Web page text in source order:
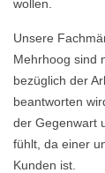
wollen.
Unsere
Mehrhoog sind
bezüglich der
beantworten
der Gegenwart
fühlt, da einer
Kunden ist.